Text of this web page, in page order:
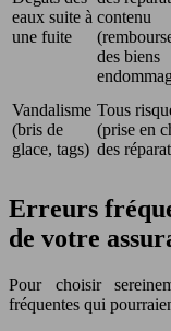
eaux suite à
une fuite
contenu
des biens
Vandalisme
(bris de
glace, tags)
Tous
(prise en
des
Erreurs
de votre
Pour choisir
fréquentes qui